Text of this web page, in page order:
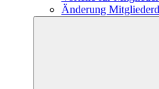
Änderung